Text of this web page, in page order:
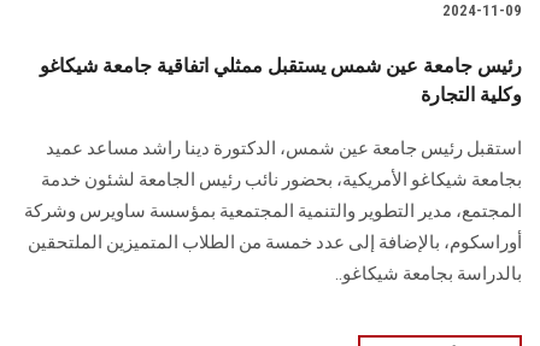
الزائـرون
سجل الان
2024-11-09
رئيس جامعة عين شمس يستقبل ممثلي اتفاقية جامعة شيكاغو
وكلية التجارة
استقبل رئيس جامعة عين شمس، الدكتورة دينا راشد مساعد ‏عميد
بجامعة شيكاغو الأمريكية، بحضور نائب رئيس الجامعة لشئون خدمة
‏المجتمع، مدير التطوير والتنمية المجتمعية بمؤسسة ساويرس ‏وشركة
أوراسكوم، بالإضافة إلى عدد خمسة من الطلاب المتميزين الملتحقين
بالدراسة بجامعة ‏شيكاغو..